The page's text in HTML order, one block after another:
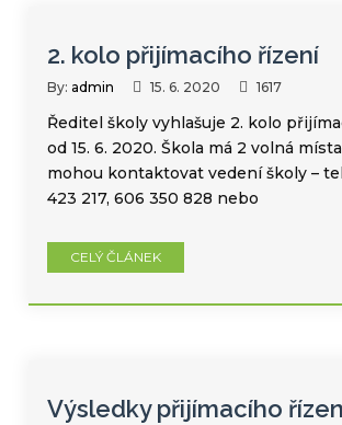
2. kolo přijímacího řízení
By: admin 15. 6. 2020 1617
Ředitel školy vyhlašuje 2. kolo
od 15. 6. 2020. Škola má 2 volná
mohou kontaktovat vedení školy –
423 217, 606 350 828 nebo
CELÝ ČLÁNEK
Výsledky přijímacího